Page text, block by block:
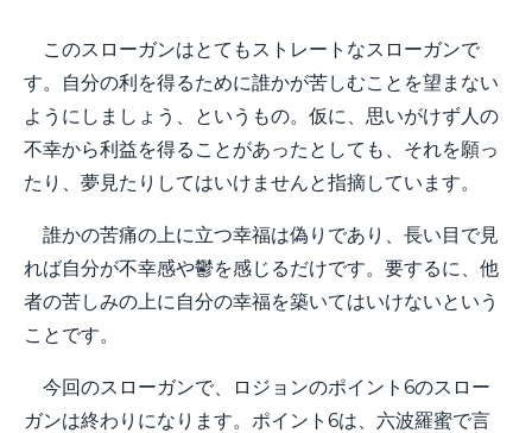
このスローガンはとてもストレートなスローガンで
す。自分の利を得るために誰かが苦しむことを望まない
ようにしましょう、というもの。仮に、思いがけず人の
不幸から利益を得ることがあったとしても、それを願っ
たり、夢見たりしてはいけませんと指摘しています。
誰かの苦痛の上に立つ幸福は偽りであり、長い目で見
れば自分が不幸感や鬱を感じるだけです。要するに、他
者の苦しみの上に自分の幸福を築いてはいけないという
ことです。
今回のスローガンで、ロジョンのポイント6のスロー
ガンは終わりになります。ポイント6は、六波羅蜜で言